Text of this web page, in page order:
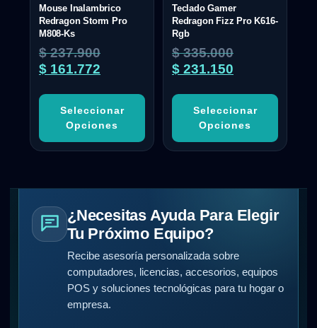
Mouse Inalambrico
Redragon Storm Pro
M808-Ks
$237.900
$ 161.772
Seleccionar
Opciones
Teclado Gamer
Redragon Fizz Pro K616-
Rgb
$335.000
$ 231.150
Seleccionar
Opciones
¿Necesitas Ayuda Para Elegir
Tu Próximo Equipo?
Recibe asesoría personalizada sobre
computadores, licencias, accesorios, equipos
POS y soluciones tecnológicas para tu hogar o
empresa.